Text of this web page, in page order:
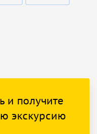
и получите
экскурсию